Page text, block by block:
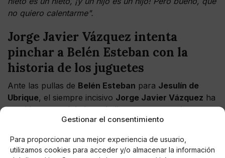
Gestionar el consentimiento
Para proporcionar una mejor experiencia de usuario,
utilizamos cookies para acceder y/o almacenar la información
no quiero calentarme".
Jorge Javier Vázquez intenta
pinchar a Belén Esteban con la
historia de los juguetes
Ante las pullas de Belén Esteban para Jesulín de
Ubrique, el siempre incisivo Jorge Javier Vázquez ha
querido meter el dedo en la llaga y provocar la
reacción de su compañera:"¿Ya sabes dónde los vas
casi sin pensar su respuesta le contestó:"En un sitio